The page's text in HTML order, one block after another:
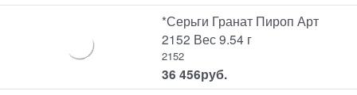
*Серьги Гранат Пироп Арт
2152 Вес 9.54 г
2152
36 456руб.